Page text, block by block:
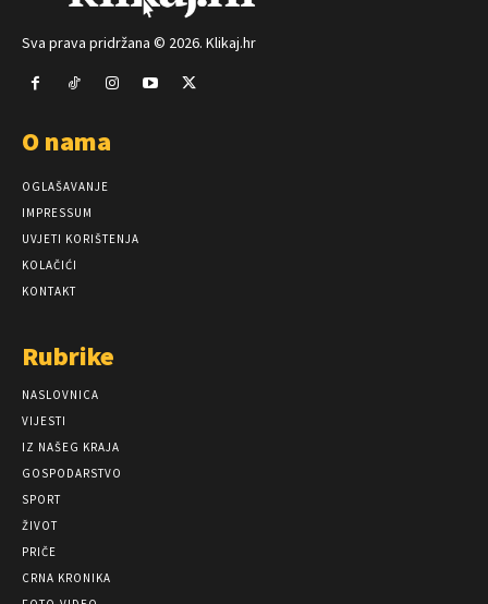
Sva prava pridržana © 2026. Klikaj.hr
O nama
OGLAŠAVANJE
IMPRESSUM
UVJETI KORIŠTENJA
KOLAČIĆI
KONTAKT
Rubrike
NASLOVNICA
VIJESTI
IZ NAŠEG KRAJA
GOSPODARSTVO
SPORT
ŽIVOT
PRIČE
CRNA KRONIKA